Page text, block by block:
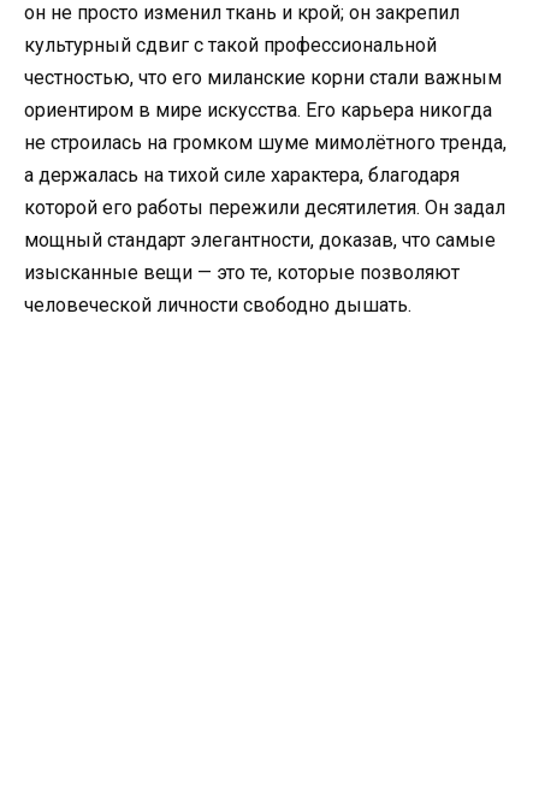
он не просто изменил ткань и крой; он закрепил
культурный сдвиг с такой профессиональной
честностью, что его миланские корни стали важным
ориентиром в мире искусства. Его карьера никогда
не строилась на громком шуме мимолётного тренда,
а держалась на тихой силе характера, благодаря
которой его работы пережили десятилетия. Он задал
мощный стандарт элегантности, доказав, что самые
изысканные вещи — это те, которые позволяют
человеческой личности свободно дышать.